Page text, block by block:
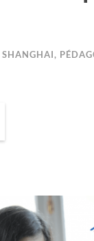
SHANGHAI,